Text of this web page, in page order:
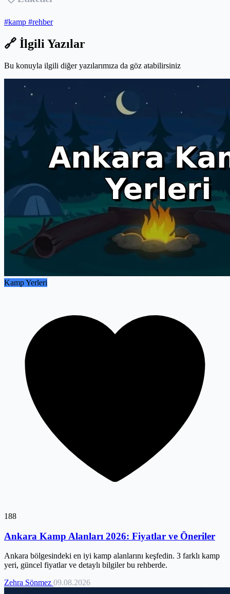
#kamp #rehber
🔗 İlgili Yazılar
Bu konuyla ilgili diğer yazılarımıza da göz atabilirsiniz
Kamp Yerleri
188
Ankara Kamp Alanları 2026: Fiyatlar ve Öneriler
Ankara bölgesindeki en iyi kamp alanlarını keşfedin. 3 farklı kamp
yeri, güncel fiyatlar ve detaylı bilgiler bu rehberde.
Zehra Sönmez 09.08.2026